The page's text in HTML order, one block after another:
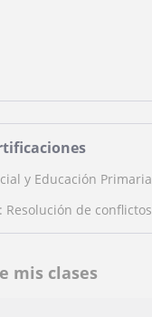
y Educación Primaria
Resolución de conflictos
mis clases